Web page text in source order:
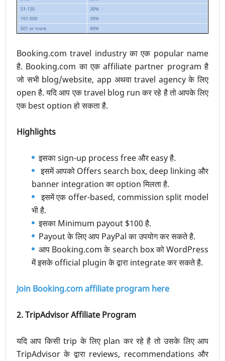
Booking.com travel industry का एक popular name
है. Booking.com का एक affiliate partner program है
जो सभी blog/website, app अथवा travel agency के लिए
open है. यदि आप एक travel blog run कर रहे है तो आपके लिए
एक best option हो सकता है.
Highlights
इसका sign-up process free और easy है.
इसमें आपको Offers search box, deep linking और
banner integration का option मिलता है.
इसमें एक offer-based, commission split model
भी है.
इसका Minimum payout $100 है.
Payout के लिए आप PayPal का उपयोग कर सकते है.
आप Booking.com के search box को WordPress
में इसके official plugin के द्वारा integrate कर सकते है.
Join Booking.com affiliate program here
2. TripAdvisor Affiliate Program
यदि आप किसी trip के लिए plan कर रहे है तो उसके लिए आप
TripAdvisor के द्वारा reviews, recommendations और